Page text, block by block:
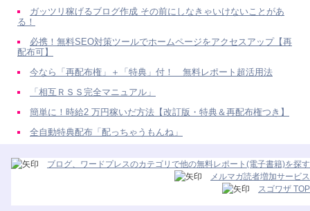
ガッツリ稼げるブログ作成 その前にしなきゃいけないことがあ
る！
必携！無料SEO対策ツールでホームページをアクセスアップ【再
配布可】
今なら「再配布権」＋「特典」付！ 無料レポート超活用法
「相互ＲＳＳ完全マニュアル」
簡単に！時給2 万円稼いだ方法【改訂版・特典＆再配布権つき】
全自動特典配布「配っちゃうもんね」
ブログ、ワードプレスのカテゴリで他の無料レポート(電子書籍)を探す
メルマガ読者増加サービス
スゴワザ TOP